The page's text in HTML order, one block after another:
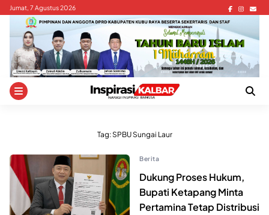
Skip
content
Jumat, 7 Agustus 2026
Tag:SPBU Sungai Laur
Berita
Dukung Proses Hukum,
Bupati Ketapang Minta
Pertamina Tetap Distribusi